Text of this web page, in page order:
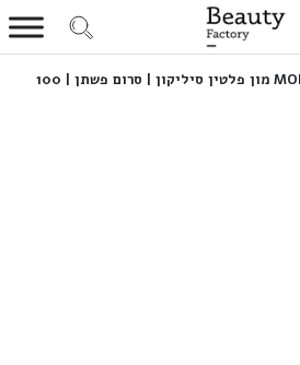
MON PLATIN מון פלטין סיליקון | סרום פשתן | 100